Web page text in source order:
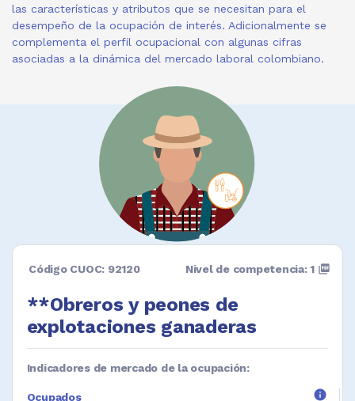
las características y atributos que se necesitan para el
desempeño de la ocupación de interés. Adicionalmente se
complementa el perfil ocupacional con algunas cifras
asociadas a la dinámica del mercado laboral colombiano.
Código CUOC: 92120
**Obreros y peones de
explotaciones ganaderas
Nivel de competencia: 1 picture_as_pdf
Indicadores de mercado de la ocupación:
Ocupados info